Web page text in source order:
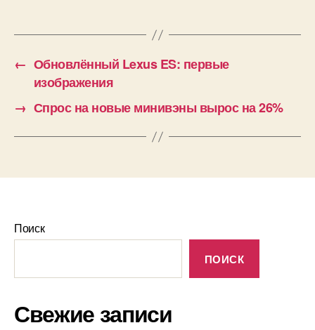
← Обновлённый Lexus ES: первые
изображения
→ Спрос на новые минивэны вырос на 26%
Поиск
ПОИСК
Свежие записи